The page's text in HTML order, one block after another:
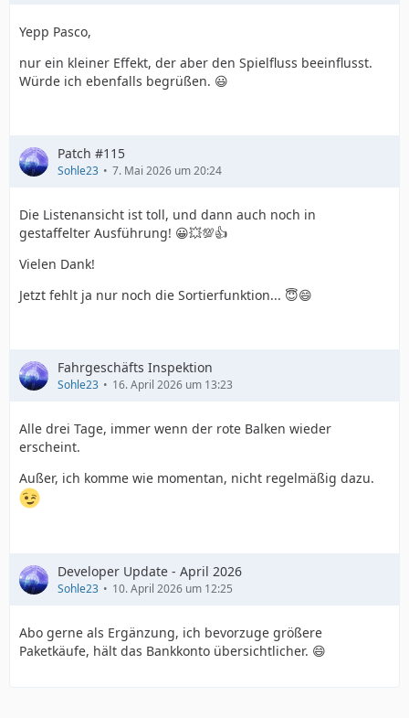
Yepp Pasco,
nur ein kleiner Effekt, der aber den Spielfluss beeinflusst.
Würde ich ebenfalls begrüßen. 😃
Patch #115
Sohle23 7. Mai 2026 um 20:24
Die Listenansicht ist toll, und dann auch noch in
gestaffelter Ausführung! 😀💥💯👍
Vielen Dank!
Jetzt fehlt ja nur noch die Sortierfunktion... 😇😄
Fahrgeschäfts Inspektion
Sohle23 16. April 2026 um 13:23
Alle drei Tage, immer wenn der rote Balken wieder
erscheint.
Außer, ich komme wie momentan, nicht regelmäßig dazu.
Developer Update - April 2026
Sohle23 10. April 2026 um 12:25
Abo gerne als Ergänzung, ich bevorzuge größere
Paketkäufe, hält das Bankkonto übersichtlicher. 😄